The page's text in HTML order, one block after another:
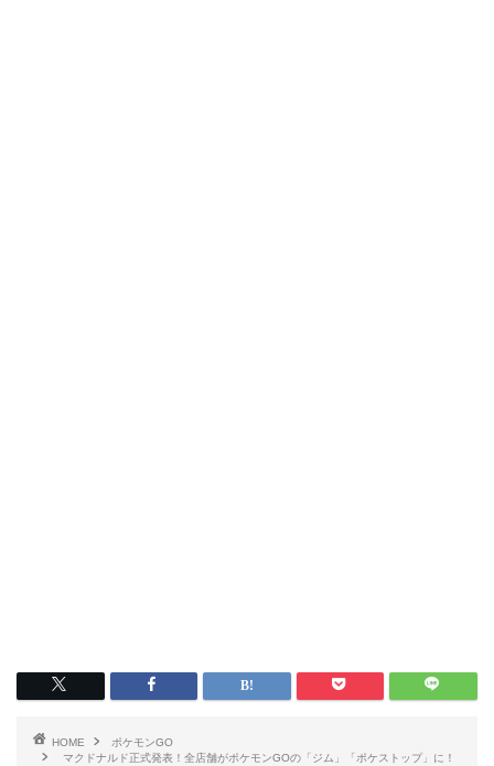
HOME
ポケモンGO
マクドナルド正式発表！全店舗がポケモンGOの「ジム」「ポケストップ」に！